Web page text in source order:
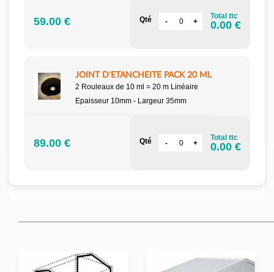
59.00 € Qté Total ttc
0.00 €
JOINT D'ETANCHEITE PACK 20 ML
2 Rouleaux de 10 ml = 20 m Linéaire
Epaisseur 10mm - Largeur 35mm
89.00 € Qté Total ttc
0.00 €